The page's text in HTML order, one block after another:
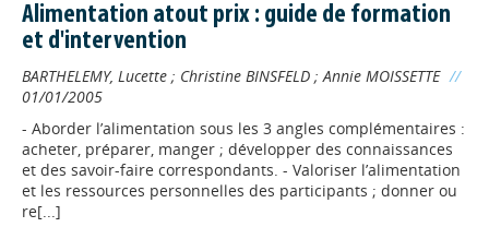
Alimentation atout prix : guide de formation
et d'intervention
BARTHELEMY, Lucette ; Christine BINSFELD ;Annie MOISSETTE //
01/01/2005
- Aborder l’alimentation sous les 3 angles complémentaires :
acheter, préparer, manger ; développer des connaissances
et des savoir-faire correspondants. - Valoriser l’alimentation
et les ressources personnelles des participants ; donner ou
re[...]